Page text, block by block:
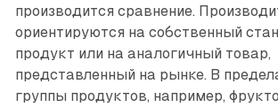
производится сравнение.
ориентируются на собственный
продукт или на аналогичный товар,
представленный на рынке. В
группы продуктов, например,